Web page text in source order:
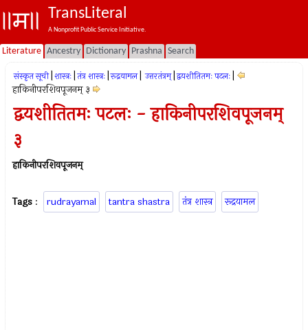
TransLiteral
A Nonprofit Public Service Initiative.
Literature Ancestry Dictionary Prashna Search
संस्कृत सूची शास्त्रः तंत्र शास्त्रः रूद्रयामल उत्तरतंत्रम् द्वयशीतितमः पटलः
हाकिनीपरशिवपूजनम् ३
द्वयशीतितमः पटलः - हाकिनीपरशिवपूजनम्
३
हाकिनीपरशिवपूजनम्
Tags : rudrayamal tantra shastra तंत्र शास्त्र रूद्रयामल